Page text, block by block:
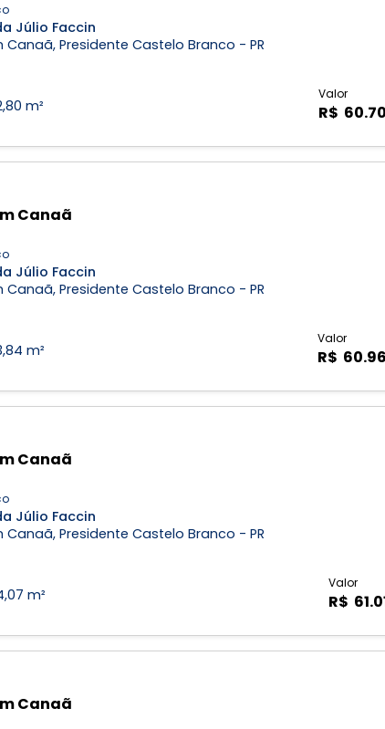
Júlio Faccin
Canaã, Presidente Castelo Branco - PR
m²
Valor
R$
Canaã
Júlio Faccin
Canaã, Presidente Castelo Branco - PR
m²
Valor
R$
Canaã
Júlio Faccin
Canaã, Presidente Castelo Branco - PR
m²
Valor
R$
Canaã